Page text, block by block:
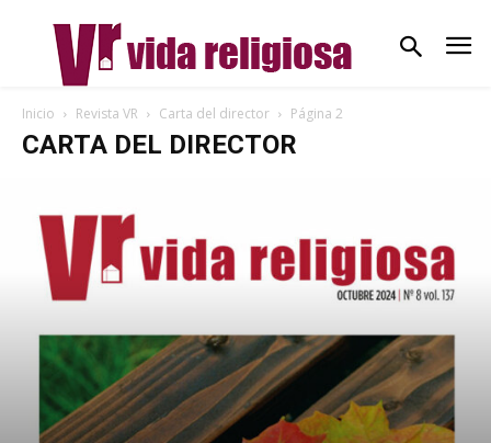
Inicio Revista VR Carta del director Página 2
CARTA DEL DIRECTOR